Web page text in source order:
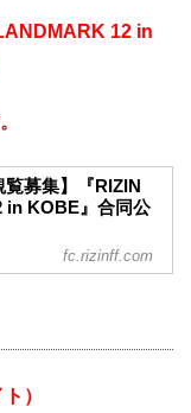
12 in
募集】『RIZIN
in KOBE』合同公
都内某所にて
ベントに特別ご招待
LANDMARK 12
いただけます！たく
fc.rizinff.com
）